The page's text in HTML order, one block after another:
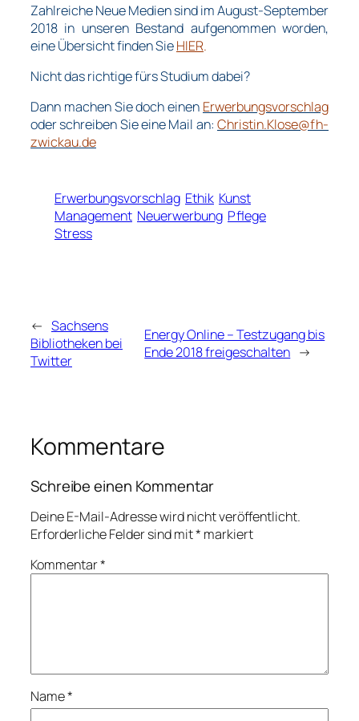
Zahlreiche Neue Medien sind imAugust-September
2018 in unseren Bestand aufgenommen worden,
eine Übersicht finden SieHIER.
Nicht das richtige fürs Studium dabei?
Dann machen Sie doch einen Erwerbungsvorschlag
oder schreiben Sie eine Mail an: Christin.Klose@fh-
zwickau.de
Erwerbungsvorschlag Ethik Kunst
Management Neuerwerbung Pflege
Stress
← Sachsens
Bibliotheken bei
Twitter
Energy Online – Testzugang bis
Ende 2018 freigeschalten →
Kommentare
Schreibe einen Kommentar
Deine E-Mail-Adresse wird nicht veröffentlicht.
Erforderliche Felder sind mit* markiert
Kommentar*
Name*